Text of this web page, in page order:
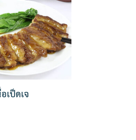
เป็ดเจ